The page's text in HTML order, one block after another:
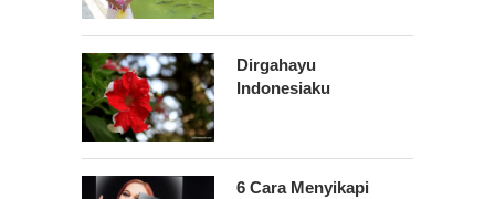
Dirgahayu
Indonesiaku
6 Cara Menyikapi